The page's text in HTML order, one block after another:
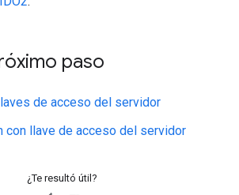
paso
de acceso del servidor
con llave de acceso del servidor
¿Te resultó útil?